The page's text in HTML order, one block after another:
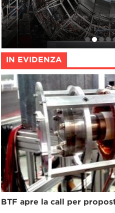
IN EVIDENZA
BTF apre la call per